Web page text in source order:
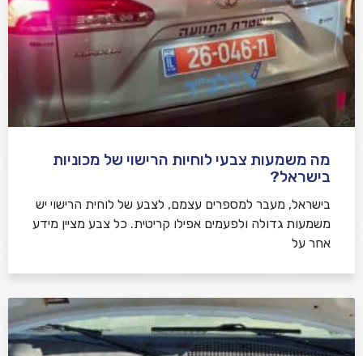
מה משמעות צבעי לוחיות הרישוי של מכוניות
בישראל?
בישראל, מעבר למספרים עצמם, לצבע של לוחית הרישוי יש
משמעות גדולה ולפעמים אפילו קריטית. כל צבע מציין מידע
אחר על